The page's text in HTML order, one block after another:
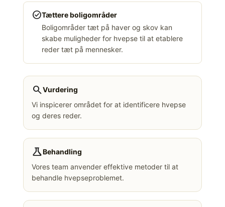
check_circleTættere boligområder
Boligområder tæt på haver og skov kan
skabe muligheder for hvepse til at etablere
reder tæt på mennesker.
searchVurdering
Vi inspicerer området for at identificere hvepse
og deres reder.
scienceBehandling
Vores team anvender effektive metoder til at
behandle hvepseproblemet.